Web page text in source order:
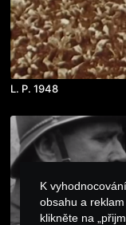
L. P. 1948
K
obsahu a
klikněte na